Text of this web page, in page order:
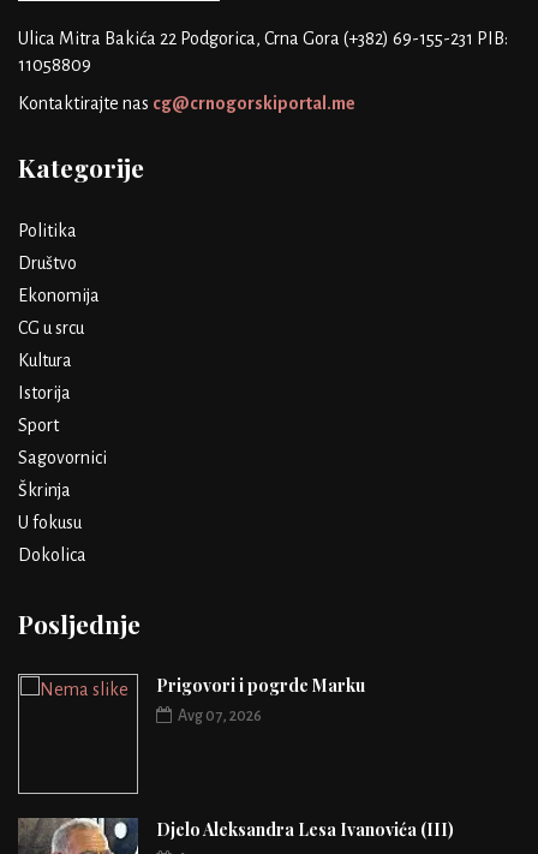
Ulica Mitra Bakića 22 Podgorica, Crna Gora (+382) 69-155-231 PIB:
11058809
Kontaktirajte nas cg@crnogorskiportal.me
Kategorije
Politika
Društvo
Ekonomija
CG u srcu
Kultura
Istorija
Sport
Sagovornici
Škrinja
U fokusu
Dokolica
Posljednje
Prigovori i pogrde Marku
Avg 07, 2026
Djelo Aleksandra Lesa Ivanovića (III)